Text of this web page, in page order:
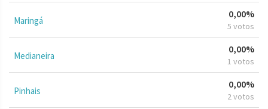
Maringá
0,00%
5 votos
Medianeira
0,00%
1 votos
Pinhais
0,00%
2 votos